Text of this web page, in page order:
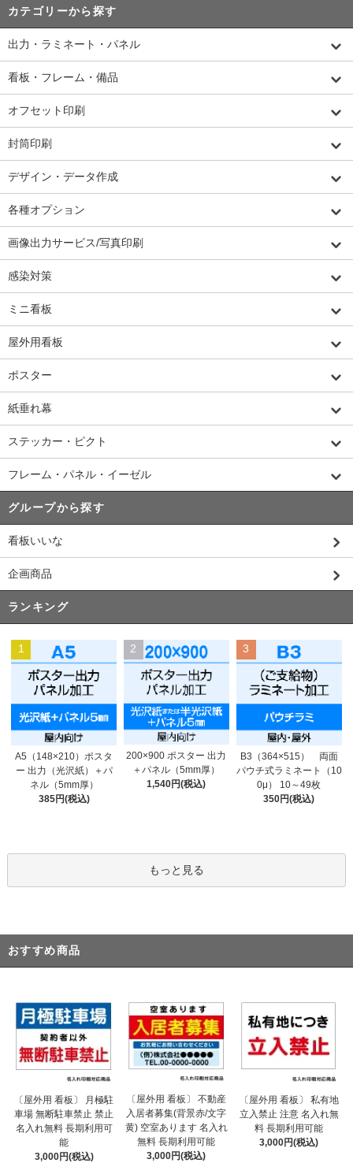
カテゴリーから探す
出力・ラミネート・パネル
看板・フレーム・備品
オフセット印刷
封筒印刷
デザイン・データ作成
各種オプション
画像出力サービス/写真印刷
感染対策
ミニ看板
屋外用看板
ポスター
紙垂れ幕
ステッカー・ピクト
フレーム・パネル・イーゼル
グループから探す
看板いいな
企画商品
ランキング
1
A5（148×210）ポスタ
ー 出力（光沢紙）＋パ
ネル（5mm厚）
385円(税込)
2
200×900 ポスター 出力
＋パネル（5mm厚）
1,540円(税込)
3
B3（364×515） 両面
パウチ式ラミネート（10
0μ） 10～49枚
350円(税込)
もっと見る
おすすめ商品
〔屋外用 看板〕 月極駐
車場 無断駐車禁止 禁止
名入れ無料 長期利用可
能
3,000円(税込)
〔屋外用 看板〕 不動産
入居者募集(背景赤/文字
黄) 空室あります 名入れ
無料 長期利用可能
3,000円(税込)
〔屋外用 看板〕 私有地
立入禁止 注意 名入れ無
料 長期利用可能
3,000円(税込)